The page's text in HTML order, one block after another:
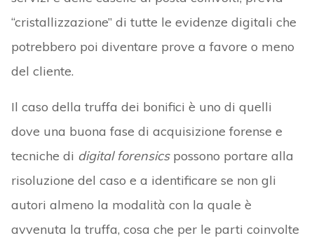
“cristallizzazione” di tutte le evidenze digitali che
potrebbero poi diventare prove a favore o meno
del cliente.
Il caso della truffa dei bonifici è uno di quelli
dove una buona fase di acquisizione forense e
tecniche di digital forensicspossono portare alla
risoluzione del caso e a identificare se non gli
autori almeno la modalità con la quale è
avvenuta la truffa, cosa che per le parti coinvolte